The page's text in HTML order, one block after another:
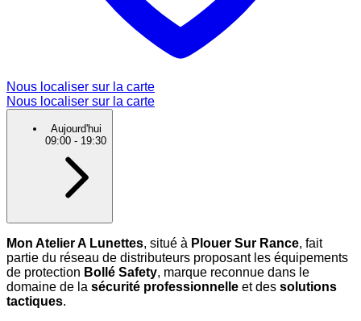
Nous localiser sur la carte
Nous localiser sur la carte
Aujourd'hui
09:00 - 19:30
Mon Atelier A Lunettes, situé à Plouer Sur Rance, fait
partie du réseau de distributeurs proposant les équipements
de protection Bollé Safety, marque reconnue dans le
domaine de la sécurité professionnelle et des solutions
tactiques.